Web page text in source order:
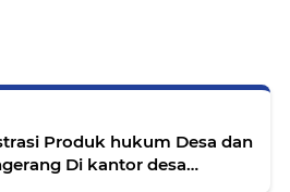
Produk hukum Desa dan
Di kantor desa